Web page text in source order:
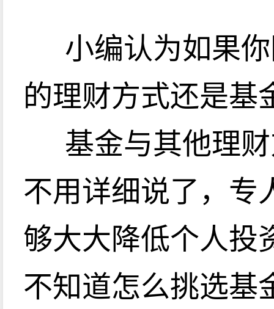
小编认为如果
的理财方式还是基
基金与其他理
不用详细说了，专
够大大降低个人投
不知道怎么挑选基